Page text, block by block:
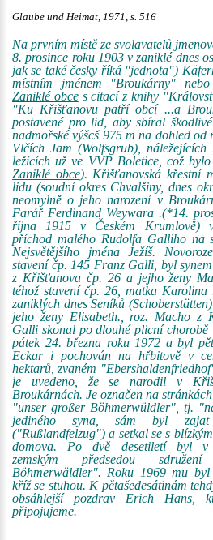
Glaube und Heimat, 1971, s. 516
Na prvním místě ze svolavatelů
8. prosince roku 1903 v zaniklé dnes
jak se také česky říká "jednota")
místním jménem "Broukárny"
Zaniklé obces citací z knihy
"Ku Křišťanovu patří obcí ...a
postavené pro lid, aby sbíral
nadmořské výšcš 975 m na dohled od
Vlčích Jam (Wolfsgrub),
ležících už ve VVP Boletice, což
Zaniklé obce). Křišťanovská křestní
lidu (soudní okres Chvalšiny, dnes
neomylně o jeho narození v
Farář Ferdinand Weywara .(*14.
října 1915 v Českém Krumlově)
příchod malého Rudolfa Galliho na
Nejsvětějšího jména Ježíš.
stavení čp. 145 Franz Galli, byl
z Křišťanova čp. 26 a jejho ženy
téhož stavení čp. 26, matka Karolina
zaniklých dnes Seníků
jeho ženy Elisabeth., roz. Macho z
Galli skonal po dlouhé plicní chorobě
pátek 24. března roku 1972 a byl
Eckar i pochován na hřbitově v
hektarů, zvaném
je uvedeno, že se narodil v
Broukárnách. Je označen na
"unser großer Böhmerwüldler", tj.
jediného syna, sám byl
("Rußlandfelzug") a setkal se s
domova. Po dvě desetiletí byl v
zemským předsedou
Böhmerwäldler". Roku 1969 mu byl
kříž se stuhou. K pětašedesátinám
obsáhlejší pozdrav Erich Hans ,
připojujeme.